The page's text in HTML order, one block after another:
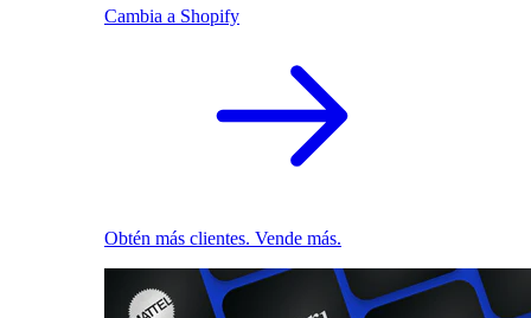
Cambia a Shopify
Obtén más clientes. Vende más.